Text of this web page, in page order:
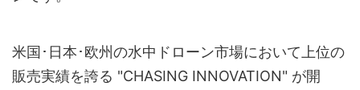
米国･日本･欧州の水中ドローン市場において上位の
販売実績を誇る "CHASING INNOVATION" が開